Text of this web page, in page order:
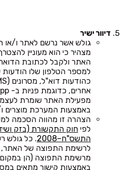
דיוור ישיר
גולש אשר נרשם לאתר ו/או
מצהיר כי הוא מעוניין
האתר ולקבל לכתובת הדואר
למספר הטלפון שלו הודעות
מפעילת האתר שומרת
באמצעות המערכת מוצרים
הצהרה זו מהווה הסכמה
לפי
התשס"ח–2008
. כל גולש
לרשימת התפוצה של האתר,
מרשימת התפוצה (הן
באמצעות קישור מתאים